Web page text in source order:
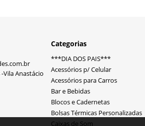
Vila Anastácio
Categorias
***DIA DOS PAIS***
Acessórios p/ Celular
Acessórios para Carros
Bar e Bebidas
Blocos e Cadernetas
Bolsas Térmicas Personalizadas
Caixas de Som